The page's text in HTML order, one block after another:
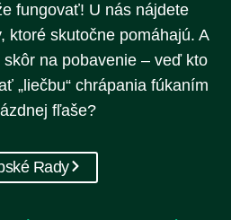
fungovať! U nás nájdete
ktoré skutočne pomáhajú. A
na pobavenie – veď kto
„liečbu“ chrápania fúkaním
fľaše?
Rady